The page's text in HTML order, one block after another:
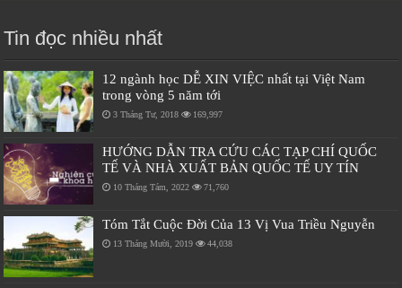
Tin đọc nhiều nhất
12 ngành học DỄ XIN VIỆC nhất tại Việt Nam
trong vòng 5 năm tới
3 Tháng Tư, 2018 169,997
HƯỚNG DẪN TRA CỨU CÁC TẠP CHÍ QUỐC
TẾ VÀ NHÀ XUẤT BẢN QUỐC TẾ UY TÍN
10 Tháng Tám, 2022 71,760
Tóm Tắt Cuộc Đời Của 13 Vị Vua Triều Nguyễn
13 Tháng Mười, 2019 44,038